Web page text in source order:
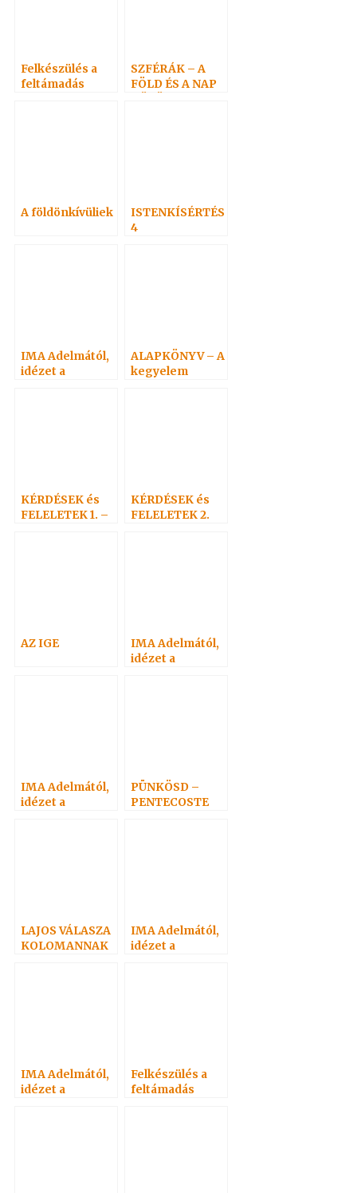
Felkészülés a
feltámadás
SZFÉRÁK – A
FÖLD ÉS A NAP
A földönkívüliek
ISTENKÍSÉRTÉS
4
IMA Adelmától,
idézet a
ALAPKÖNYV – A
kegyelem
KÉRDÉSEK és
FELELETEK 1. –
KÉRDÉSEK és
FELELETEK 2.
AZ IGE
IMA Adelmától,
idézet a
IMA Adelmától,
idézet a
PÜNKÖSD –
PENTECOSTE
LAJOS VÁLASZA
KOLOMANNAK
IMA Adelmától,
idézet a
IMA Adelmától,
idézet a
Felkészülés a
feltámadás